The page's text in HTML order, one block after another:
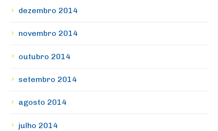
dezembro 2014
novembro 2014
outubro 2014
setembro 2014
agosto 2014
julho 2014